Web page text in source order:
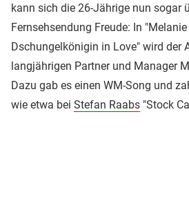
kann sich die 26-Jährige nun sogar
Fernsehsendung Freude: In
Dschungelkönigin in Love" wird der
langjährigen Partner und Manager
Dazu gab es einen WM-Song und
wie etwa bei Stefan Raabs "Stock